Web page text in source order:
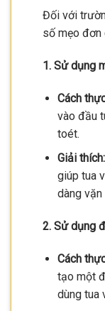
Đối với
số mẹo đơn
1. Sử dụng
Cách
vào đầu
toét.
Giải thích:
giúp tua
dàng vặn
2. Sử dụng
Cách
tạo một
dùng tua